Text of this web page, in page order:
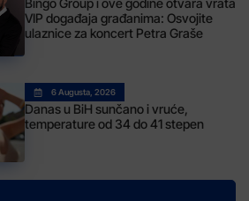
Bingo Group i ove godine otvara vrata
VIP događaja građanima: Osvojite
ulaznice za koncert Petra Graše
6 Augusta, 2026
Danas u BiH sunčano i vruće,
temperature od 34 do 41 stepen